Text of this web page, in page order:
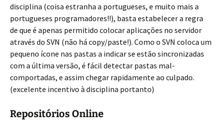
disciplina (coisa estranha a portugueses, e muito mais a
portugueses programadores!!), basta estabelecer a regra
de que é apenas permitido colocar aplicações no servidor
através do SVN (não há copy/paste!). Como o SVN coloca um
pequeno ícone nas pastas a indicar se estão sincronizadas
com a última versão, é fácil detectar pastas mal-
comportadas, e assim chegar rapidamente ao culpado.
(excelente incentivo à disciplina portanto)
Repositórios Online